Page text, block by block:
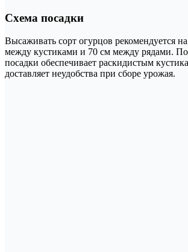
Схема посадки
Высаживать сорт огурцов рекомендуется
между кустиками и 70 см между рядами.
посадки обеспечивает раскидистым
доставляет неудобства при сборе урожая.